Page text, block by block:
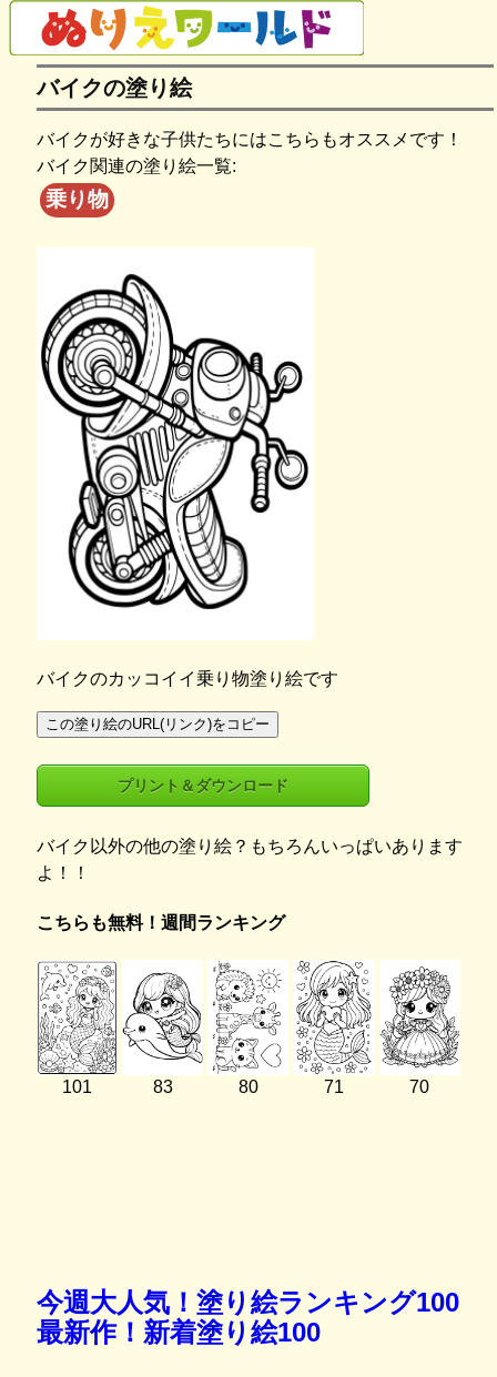
バイクの塗り絵
バイクが好きな子供たちにはこちらもオススメです！
バイク関連の塗り絵一覧:
乗り物
バイクのカッコイイ乗り物塗り絵です
この塗り絵のURL(リンク)をコピー
プリント＆ダウンロード
バイク以外の他の塗り絵？もちろんいっぱいあります
よ！！
こちらも無料！週間ランキング
101 83 80 71 70
今週大人気！塗り絵ランキング100
最新作！新着塗り絵100